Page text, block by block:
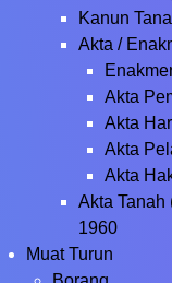
Kanun
Akta /
Akta
Akta
Akta
Akta
Akta Tanah
1960
Muat Turun